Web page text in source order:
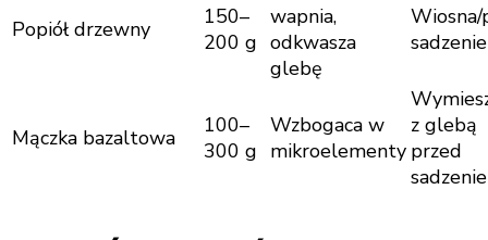
Popiół drzewny
150–
200 g
wapnia,
odkwasza
glebę
Mączka bazaltowa
100–
300 g
Wzbogaca w
mikroelementy
z glebą
przed